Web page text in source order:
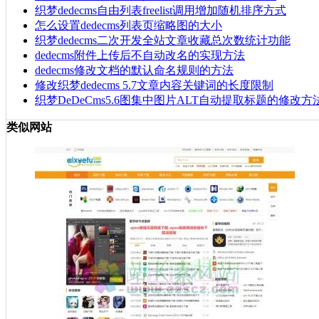
织梦dedecms自由列表freelist调用增加随机排序方式
怎么设置dedecms列表页缩略图的大小
织梦dedecms二次开发全站文章收藏总次数统计功能
dedecms附件上传后不自动改名的实现方法
dedecms修改文档的默认命名规则的方法
修改织梦dedecms 5.7文章内容关键词的长度限制
织梦DeDeCms5.6图集中图片ALT自动提取标题的修改方
类似网站